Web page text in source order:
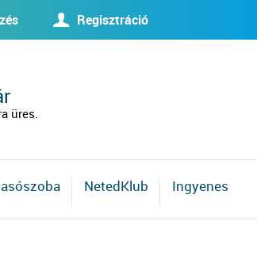
U Regisztráció
üres.
NetedKlub Ingyenes